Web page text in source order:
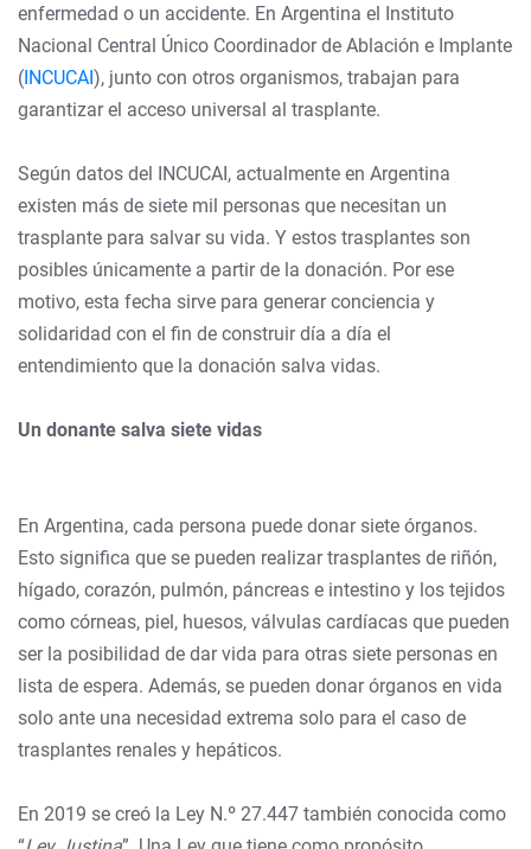
enfermedad o un accidente. En Argentina el Instituto
Nacional Central Único Coordinador de Ablación e Implante
(INCUCAI), junto con otros organismos, trabajan para
garantizar el acceso universal al trasplante.
Según datos del INCUCAI, actualmente en Argentina
existen más de siete mil personas que necesitan un
trasplante para salvar su vida. Y estos trasplantes son
posibles únicamente a partir de la donación. Por ese
motivo, esta fecha sirve para generar conciencia y
solidaridad con el fin de construir día a día el
entendimiento que la donación salva vidas.
Un donante salva siete vidas
En Argentina, cada persona puede donar siete órganos.
Esto significa que se pueden realizar trasplantes de riñón,
hígado, corazón, pulmón, páncreas e intestino y los tejidos
como córneas, piel, huesos, válvulas cardíacas que pueden
ser la posibilidad de dar vida para otras siete personas en
lista de espera. Además, se pueden donar órganos en vida
solo ante una necesidad extrema solo para el caso de
trasplantes renales y hepáticos.
En 2019 se creó la Ley N.º 27.447 también conocida como